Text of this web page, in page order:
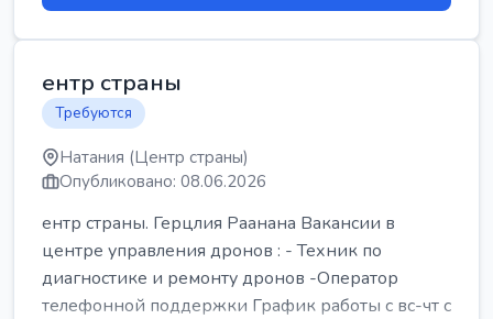
ентр страны
Требуются
Натания (Центр страны)
Опубликовано: 08.06.2026
ентр страны. Герцлия Раанана Вакансии в
центре управления дронов : - Техник по
диагностике и ремонту дронов -Оператор
телефонной поддержки График работы с вс-чт с